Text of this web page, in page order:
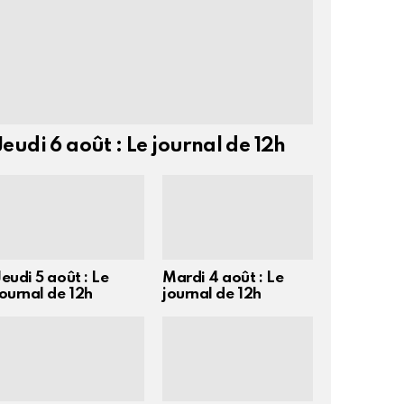
6 août : Le journal de 12h
5 août : Le
de 12h
Mardi 4 août : Le
journal de 12h